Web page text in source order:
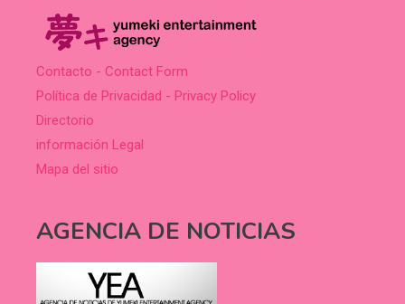
Contacto - Contact Form
Política de Privacidad - Privacy Policy
Directorio
información Legal
Mapa del sitio
AGENCIA DE NOTICIAS